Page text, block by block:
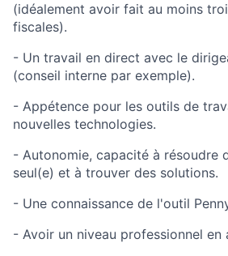
(idéalement avoir fait au moins
fiscales).
- Un travail en direct avec le
(conseil interne par exemple).
- Appétence pour les outils de
nouvelles technologies.
- Autonomie, capacité à résoudre
seul(e) et à trouver des solutions.
- Une connaissance de l'outil
- Avoir un niveau professionnel en